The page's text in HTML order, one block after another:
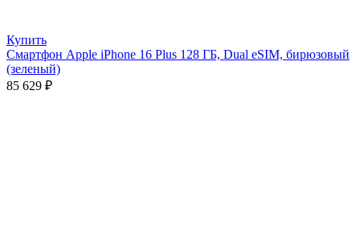
Купить
Смартфон Apple iPhone 16 Plus 128 ГБ, Dual eSIM, бирюзовый
(зеленый)
85 629 ₽